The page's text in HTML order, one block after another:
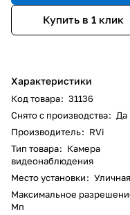
Купить в 1 клик
Характеристики
Код товара: 31136
Снято с производства: Да
Производитель: RVi
Тип товара: Камера
видеонаблюдения
Место установки: Уличная
Максимальное
Мп